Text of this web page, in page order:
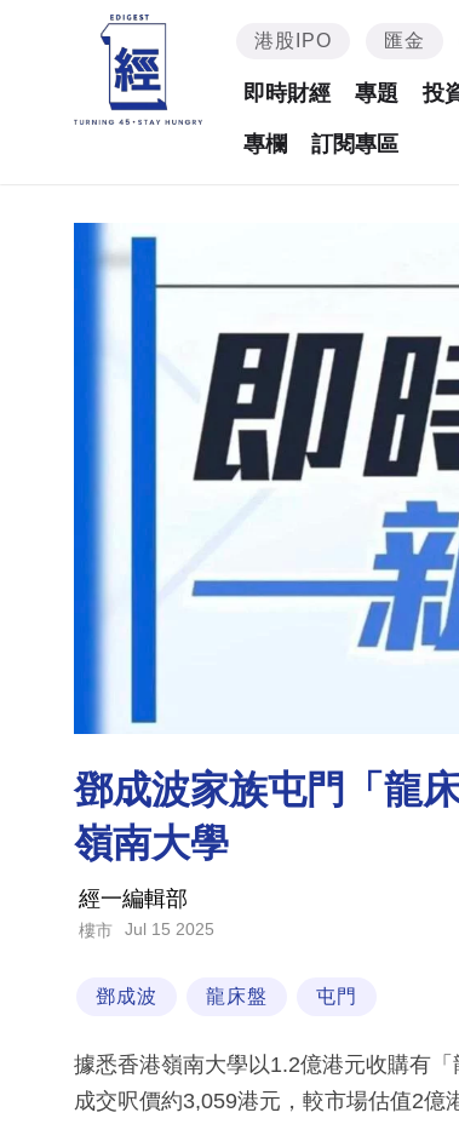
港股IPO 匯金
即時財經 專題 投
專欄 訂閱專區
鄧成波家族屯門「龍
嶺南大學
經一編輯部
樓市 Jul 15 2025
鄧成波 龍床盤 屯門
據悉香港嶺南大學以1.2億港元收購有
成交呎價約3,059港元，較市場估值2